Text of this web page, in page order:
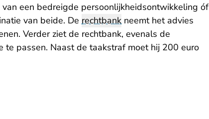
een bedreigde persoonlijkheidsontwikkeling óf
van beide. De rechtbank neemt het advies
Verder ziet de rechtbank, evenals de
te passen. Naast de taakstraf moet hij 200 euro